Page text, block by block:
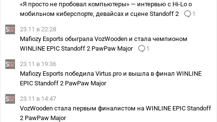
«Я просто не пробовал компьютеры» — интервью с Hi-Lo о
мобильном киберспорте, девайсах и сцене Standoff 2
1
23.11 в 22:28
Mafiozy Esports обыграла VozWooden и стала чемпионом
WINLINE EPIC Standoff 2 PawPaw Major
1
23.11 в 19:36
Mafiozy Esports победила Virtus.pro и вышла в финал WINLINE
EPIC Standoff 2 PawPaw Major
23.11 в 14:47
VozWooden стала первым финалистом на WINLINE EPIC Standoff
2 PawPaw Major